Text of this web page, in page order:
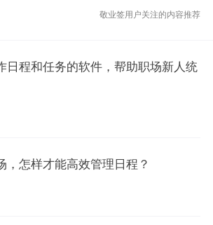
敬业签用户关注的内容推荐
日程和任务的软件，帮助职场新人统
，怎样才能高效管理日程？